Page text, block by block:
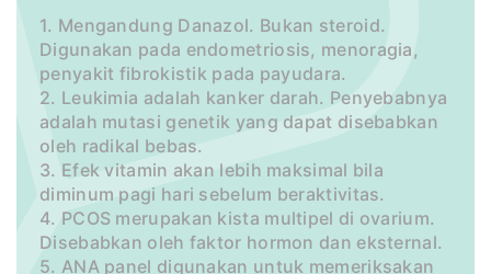
1. Mengandung Danazol. Bukan steroid.
Digunakan pada endometriosis, menoragia,
penyakit fibrokistik pada payudara.
2. Leukimia adalah kanker darah. Penyebabnya
adalah mutasi genetik yang dapat disebabkan
oleh radikal bebas.
3. Efek vitamin akan lebih maksimal bila
diminum pagi hari sebelum beraktivitas.
4. PCOS merupakan kista multipel di ovarium.
Disebabkan oleh faktor hormon dan eksternal.
5. ANA panel digunakan untuk memeriksakan